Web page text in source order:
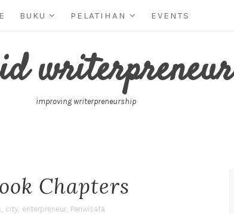
BUKU PELATIHAN EVENTS
writerpreneur
improving writerpreneurship
Chapters
, city, enterpreneur, Pariwisata